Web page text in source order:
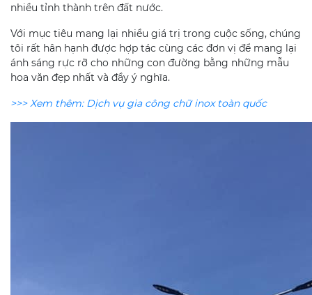
nhiều tỉnh thành trên đất nước.
Với mục tiêu mang lại nhiều giá trị trong cuộc sống, chúng
tôi rất hân hạnh được hợp tác cùng các đơn vị để mang lại
ánh sáng rực rỡ cho những con đường bằng những mẫu
hoa văn đẹp nhất và đầy ý nghĩa.
>>> Xem thêm: Dịch vụ gia công chữ inox toàn quốc